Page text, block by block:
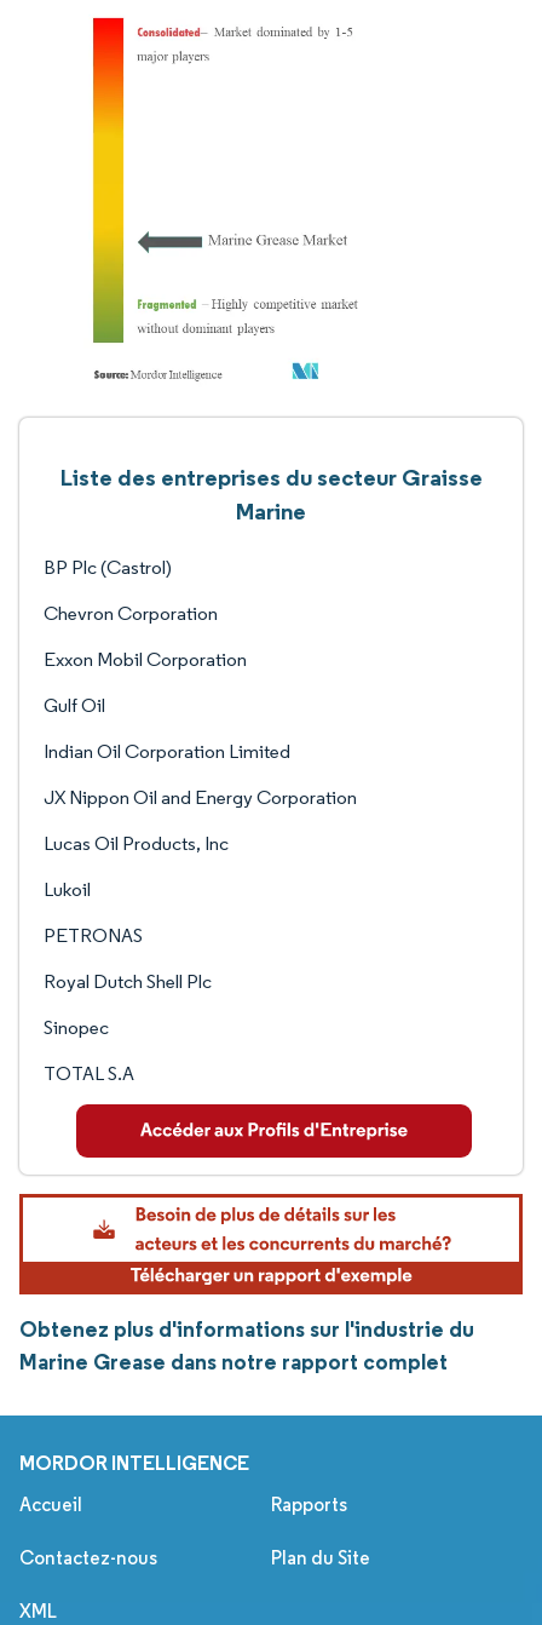
Liste des entreprises du secteur Graisse
Marine
BP Plc (Castrol)
Chevron Corporation
Exxon Mobil Corporation
Gulf Oil
Indian Oil Corporation Limited
JX Nippon Oil and Energy Corporation
Lucas Oil Products, Inc
Lukoil
PETRONAS
Royal Dutch Shell Plc
Sinopec
TOTAL S.A
Obtenez plus d'informations sur l'industrie du
Marine Grease dans notre rapport complet
MORDOR INTELLIGENCE
Accueil Rapports
Contactez-nous Plan du Site
XML